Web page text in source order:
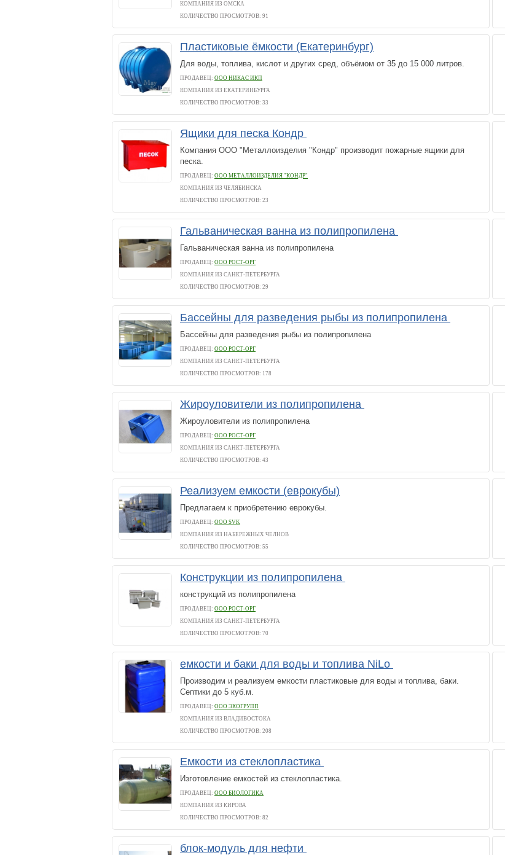
КОМПАНИЯ ИЗ ОМСКА
КОЛИЧЕСТВО ПРОСМОТРОВ: 91
Пластиковые ёмкости (Екатеринбург)
Для воды, топлива, кислот и других сред, объёмом от 35 до 15 000 литров.
ПРОДАВЕЦ: ООО НИКАС ИКП
КОМПАНИЯ ИЗ ЕКАТЕРИНБУРГА
КОЛИЧЕСТВО ПРОСМОТРОВ: 33
Ящики для песка Кондр
Компания ООО "Металлоизделия "Кондр" производит пожарные ящики для
песка.
ПРОДАВЕЦ: ООО МЕТАЛЛОИЗДЕЛИЯ "КОНДР"
КОМПАНИЯ ИЗ ЧЕЛЯБИНСКА
КОЛИЧЕСТВО ПРОСМОТРОВ: 23
Гальваническая ванна из полипропилена
Гальваническая ванна из полипропилена
ПРОДАВЕЦ: ООО РОСТ-ОРГ
КОМПАНИЯ ИЗ САНКТ-ПЕТЕРБУРГА
КОЛИЧЕСТВО ПРОСМОТРОВ: 29
Бассейны для разведения рыбы из полипропилена
Бассейны для разведения рыбы из полипропилена
ПРОДАВЕЦ: ООО РОСТ-ОРГ
КОМПАНИЯ ИЗ САНКТ-ПЕТЕРБУРГА
КОЛИЧЕСТВО ПРОСМОТРОВ: 178
Жироуловители из полипропилена
Жироуловители из полипропилена
ПРОДАВЕЦ: ООО РОСТ-ОРГ
КОМПАНИЯ ИЗ САНКТ-ПЕТЕРБУРГА
КОЛИЧЕСТВО ПРОСМОТРОВ: 43
Реализуем емкости (еврокубы)
Предлагаем к приобретению еврокубы.
ПРОДАВЕЦ: ООО SVK
КОМПАНИЯ ИЗ НАБЕРЕЖНЫХ ЧЕЛНОВ
КОЛИЧЕСТВО ПРОСМОТРОВ: 55
Конструкции из полипропилена
конструкций из полипропилена
ПРОДАВЕЦ: ООО РОСТ-ОРГ
КОМПАНИЯ ИЗ САНКТ-ПЕТЕРБУРГА
КОЛИЧЕСТВО ПРОСМОТРОВ: 70
емкости и баки для воды и топлива NiLo
Производим и реализуем емкости пластиковые для воды и топлива, баки.
Септики до 5 куб.м.
ПРОДАВЕЦ: ООО ЭКОГРУПП
КОМПАНИЯ ИЗ ВЛАДИВОСТОКА
КОЛИЧЕСТВО ПРОСМОТРОВ: 208
Емкости из стеклопластика
Изготовление емкостей из стеклопластика.
ПРОДАВЕЦ: ООО БИОЛОГИКА
КОМПАНИЯ ИЗ КИРОВА
КОЛИЧЕСТВО ПРОСМОТРОВ: 82
блок-модуль для нефти